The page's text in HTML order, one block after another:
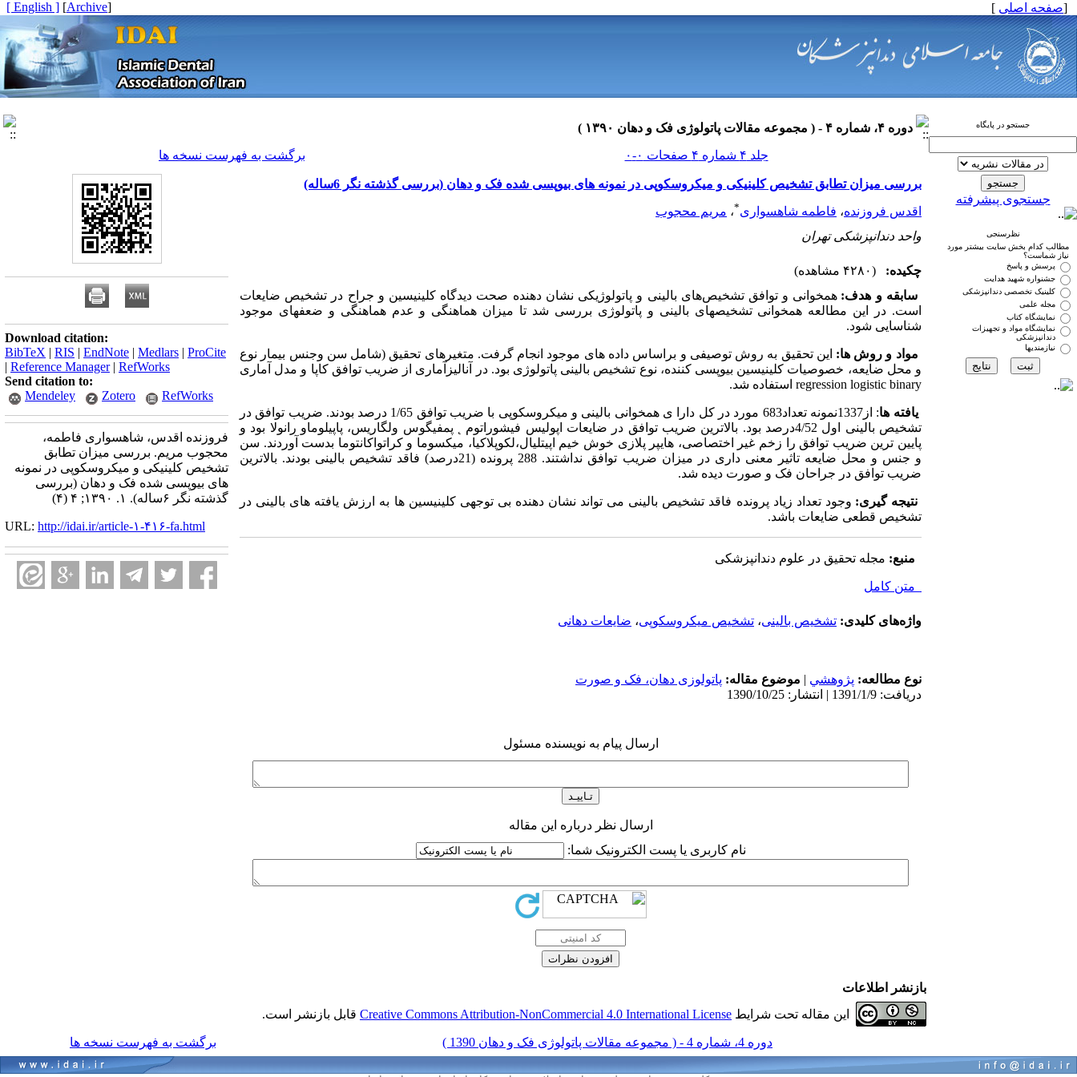
[صفحه اصلی ]
[
Archive
]
[ English ]
جستجو در پایگاه
جستجوی پیشرفته
نظرسنجی
مطالب کدام بخش سایت بیشتر مورد
نیاز شماست؟
پرسش و پاسخ
جشنواره شهید هدایت
کلینیک تخصصی دندانپزشکی
مجله علمی
نمایشگاه کتاب
نمایشگاه مواد و تجهیزات
دندانپزشکی
نیازمندیها
دوره ۴، شماره ۴ - ( مجموعه مقالات پاتولوژی فک و دهان ۱۳۹۰ )
جلد ۴ شماره ۴ صفحات ۰-۰
برگشت به فهرست نسخه ها
بررسی میزان تطابق تشخیص کلینیکی و میکروسکوپی در نمونه های بیوپسی شده فک و دهان (بررسی گذشته نگر 6ساله)
اقدس فروزنده، فاطمه شاهسواری*، مریم محجوب
واحد دندانپزشکی تهران
چکیده:
(۴۲۸۰ مشاهده)
سابقه و هدف: همخوانی و توافق تشخیص‌های بالینی و پاتولوژیکی نشان دهنده صحت دیدگاه کلینیسین و جراح در تشخیص ضایعات
است. در این مطالعه همخوانی تشخیصهای بالینی و پاتولوژی بررسی شد تا میزان هماهنگی و عدم هماهنگی و ضعفهای موجود
شناسایی شود.
مواد و روش ها: این تحقیق به روش توصیفی و براساس داده های موجود انجام گرفت. متغیرهای تحقیق (شامل سن وجنس بیمار نوع
و محل ضایعه، خصوصیات کلینیسین بیوپسی کننده، نوع تشخیص بالینی پاتولوژی بود. در آنالیزآماری از ضریب توافق کاپا و مدل آماری
regression logistic binary استفاده شد.
یافته ها
: از1337نمونه تعداد683 مورد در کل دارا ی همخوانی بالینی و میکروسکوپی با ضریب توافق 1/65 درصد بودند. ضریب توافق در
تشخیص بالینی اول 4/52درصد بود. بالاترین ضریب توافق در ضایعات اپولیس فیشوراتوم ˛ پمفیگوس ولگاریس، پاپیلوماو رانولا بود و
پایین ترین ضریب توافق را زخم غیر اختصاصی، هایپر پلازی خوش خیم اپیتلیال،لکوپلاکیا، میکسوما و کراتواکانتوما بدست آوردند. سن
و جنس و محل ضایعه تاثیر معنی داری در میزان ضریب توافق نداشتند. 288 پرونده (21درصد) فاقد تشخیص بالینی بودند. بالاترین
ضریب توافق در جراحان فک و صورت دیده شد.
نتیجه گیری: وجود تعداد زیاد پرونده فاقد تشخیص بالینی می تواند نشان دهنده بی توجهی کلینیسین ها به ارزش یافته های بالینی در
تشخیص قطعی ضایعات باشد.
منبع: مجله تحقیق در علوم دندانپزشکی
متن کامل
واژه‌های کلیدی: تشخیص بالینی، تشخیص میکروسکوپی، ضایعات دهانی
نوع مطالعه: پژوهشي | موضوع مقاله: پاتولوزی دهان، فک و صورت
دریافت: 1391/1/9 | انتشار: 1390/10/25
ارسال پیام به نویسنده مسئول
ارسال نظر درباره این مقاله
نام کاربری یا پست الکترونیک شما:
Download citation:
BibTeX | RIS | EndNote | Medlars | ProCite
| Reference Manager| RefWorks
Send citation to:
Mendeley
Zotero RefWorks
فروزنده اقدس، شاهسواری فاطمه،
محجوب مریم. بررسی میزان تطابق
تشخیص کلینیکی و میکروسکوپی در نمونه
های بیوپسی شده فک و دهان (بررسی
گذشته نگر ۶ساله). ۱. ۱۳۹۰; ۴ (۴)
URL: http://idai.ir/article-۱-۴۱۶-fa.html
بازنشر اطلاعات
این مقاله تحت شرایط Creative Commons Attribution-NonCommercial 4.0 International License قابل بازنشر است.
دوره 4، شماره 4 - ( مجموعه مقالات پاتولوژی فک و دهان 1390 ) برگشت به فهرست نسخه ها